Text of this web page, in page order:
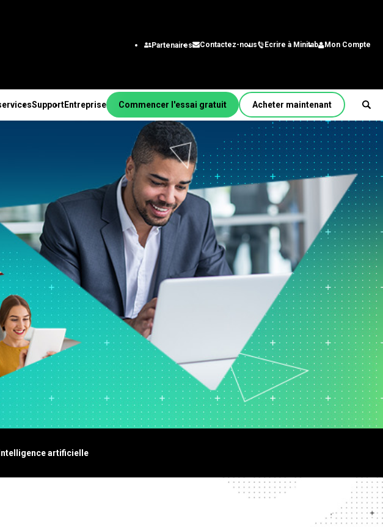
Partenaires
Contactez-nous Ecrire à Minitab Mon Compte
et Secteur
industrie
Par fonction/rôle
Ingénierie
Analystes des systèmes
de gestion
Technologie de
l’information
Chaîne
d’approvisionnement
Service clientèle et centre
d'appel
Ressources humaines
Analyse de données
marketing
Recherche et
développement
Apprentissage à son
rythme
Formation continue
Conseils
Support
à l'installation
d’assistance
Documentation
à jour logicielles
de
de support
Entreprise
Emploi
Contactez-nous
Actualités
Marchandise Minitab
Commencer l'essai gratuit Acheter maintenant
artificielle